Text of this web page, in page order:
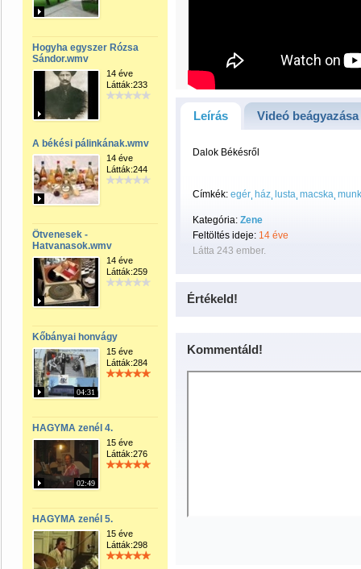
Hogyha egyszer Rózsa
Sándor.wmv
14 éve
Látták:233
A békési pálinkának.wmv
14 éve
Látták:244
Ötvenesek -
Hatvanasok.wmv
14 éve
Látták:259
Kőbányai honvágy
04:31
15 éve
Látták:284
HAGYMA zenél 4.
02:49
15 éve
Látták:276
HAGYMA zenél 5.
15 éve
Látták:298
Leírás Videó beágyazása
Dalok Békésről
Címkék: egér ház lusta macska
Kategória: Zene
Feltöltés ideje: 14 éve
Látta 243 ember.
Értékeld!
Kommentáld!